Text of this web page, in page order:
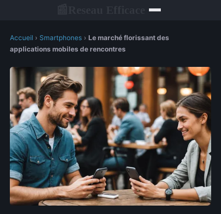
Accueil › Smartphones › Le marché florissant des
applications mobiles de rencontres